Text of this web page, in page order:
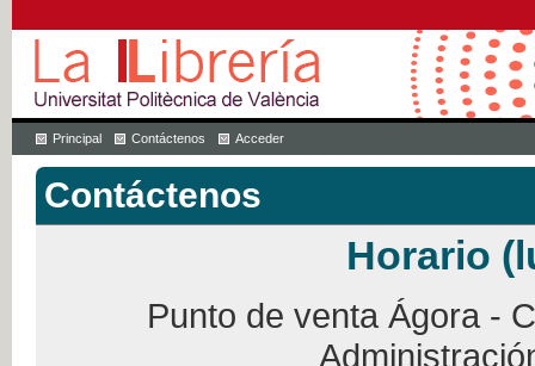
Principal Contáctenos Acceder
Contáctenos
Horario
Punto de venta Ágora -